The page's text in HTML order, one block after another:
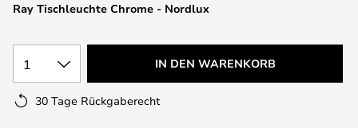
Ray Tischleuchte Chrome - Nordlux
1 IN DEN WARENKORB
30 Tage Rückgaberecht